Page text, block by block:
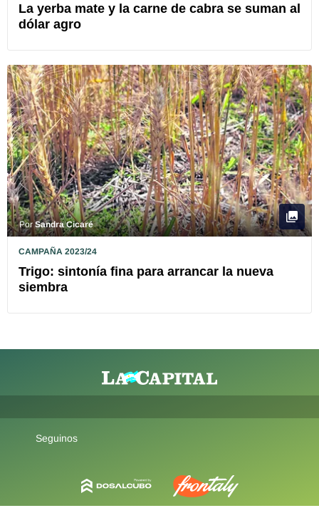
La yerba mate y la carne de cabra se suman al
dólar agro
PorSandra Cicaré
CAMPAÑA 2023/24
Trigo: sintonía fina para arrancar la nueva
siembra
Seguinos